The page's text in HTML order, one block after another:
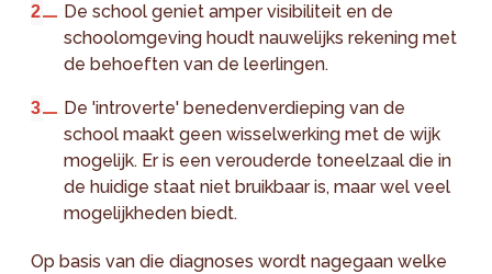
De school geniet amper visibiliteit en de
schoolomgeving houdt nauwelijks rekening met
de behoeften van de leerlingen.
De 'introverte' benedenverdieping van de
school maakt geen wisselwerking met de wijk
mogelijk. Er is een verouderde toneelzaal die in
de huidige staat niet bruikbaar is, maar wel veel
mogelijkheden biedt.
Op basis van die diagnoses wordt nagegaan welke